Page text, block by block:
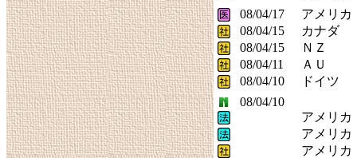
08/04/17
アメリカ
08/04/15
カナダ
08/04/15
ＮＺ
08/04/11
ＡＵ
08/04/10
ドイツ
08/04/10
アメリカ
アメリカ
アメリカ